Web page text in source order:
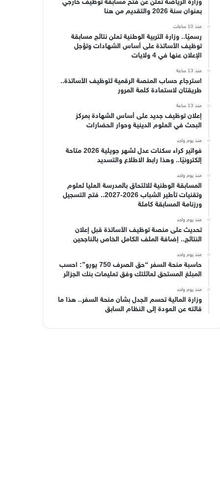
بعنوان سنة 2026 والتقديم من هنا
منذ 10 ساعات
رسميًا.. وزارة التربية الوطنية تعلن نتائج مسابقة
توظيف الأساتذة على أساس الشهادات وتؤجل
الإعلان عنها في 4 ولايات
منذ 13 ساعة
استرجاع حساب المنصة الرقمية لتوظيف الأساتذة..
طريقتان لاستعادة كلمة المرور
منذ 13 ساعة
إعلان توظيف جديد على أساس الشهادة بمركز
البحث في العلوم الدينية وحوار الحضارات
منذ يوم واحد
فواتير كراء سكنات عدل لشهر جويلية 2026 متاحة
إلكترونيًا.. وهذا رابط الاطلاع والتسديد
منذ يوم واحد
المسابقة الوطنية للالتحاق بالمدرسة العليا لعلوم
وتقنيات تأطير الشباب 2026-2027.. فتح التسجيل
ورزنامة المسابقة كاملة
منذ يوم واحد
تحديث على منصة توظيف الأساتذة قبل إعلان
النتائج.. إضافة الملف الكامل الخاص بالناجحين
منذ يوم واحد
حاسبة منحة السفر “حق الصرف 750 يورو”: احسب
المبلغ المستحق لعائلتك وفق تعليمات بنك الجزائر
منذ يوم واحد
وزارة المالية تحسم الجدل بشأن منحة السفر.. هذا ما
قالته عن العودة إلى النظام السابق